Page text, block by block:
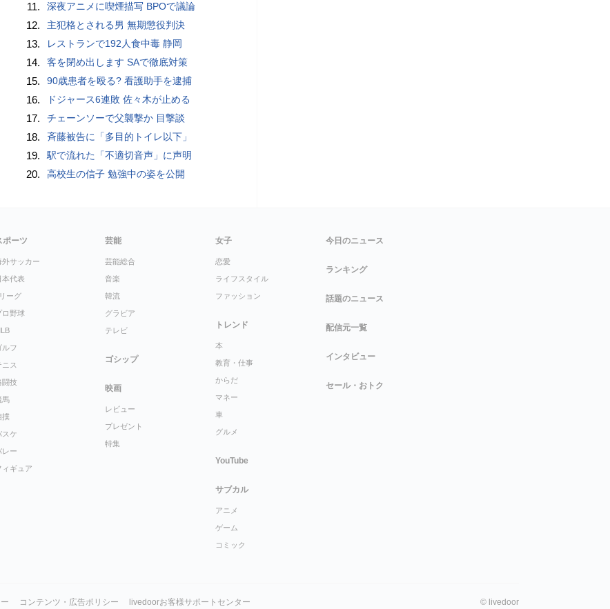
11. 深夜アニメに喫煙描写 BPOで議論
12. 主犯格とされる男 無期懲役判決
13. レストランで192人食中毒 静岡
14. 客を閉め出します SAで徹底対策
15. 90歳患者を殴る? 看護助手を逮捕
16. ドジャース6連敗 佐々木が止める
17. チェーンソーで父襲撃か 目撃談
18. 斉藤被告に「多目的トイレ以下」
19. 駅で流れた「不適切音声」に声明
20. 高校生の信子 勉強中の姿を公開
ポーツ
外サッカー
本代表
ーグ
ロ野球
ルフ
ニス
闘技
馬
撲
スケ
レー
ィギュア
芸能
芸能総合
音楽
韓流
グラビア
テレビ
ゴシップ
映画
レビュー
プレゼント
特集
女子
恋愛
ライフスタイル
ファッション
トレンド
本
教育・仕事
からだ
マネー
車
グルメ
YouTube
サブカル
アニメ
ゲーム
コミック
今日のニュース
ランキング
話題のニュース
配信元一覧
インタビュー
セール・おトク
コンテンツ・広告ポリシー livedoorお客様サポートセンター © livedoor